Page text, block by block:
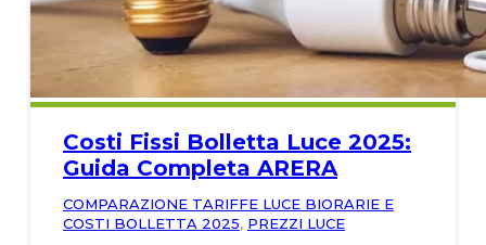
Costi Fissi Bolletta Luce 2025:
Guida Completa ARERA
COMPARAZIONE TARIFFE LUCE BIORARIE E
COSTI BOLLETTA 2025, PREZZI LUCE